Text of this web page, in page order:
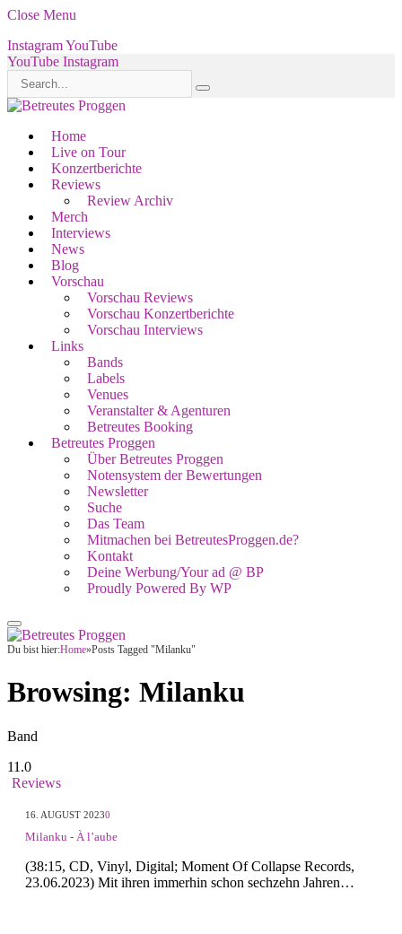
Close Menu
InstagramYouTube
YouTube Instagram
Home
Live on Tour
Konzertberichte
Reviews
Review Archiv
Merch
Interviews
News
Blog
Vorschau
Vorschau Reviews
Vorschau Konzertberichte
Vorschau Interviews
Links
Bands
Labels
Venues
Veranstalter & Agenturen
Betreutes Booking
Betreutes Proggen
Über Betreutes Proggen
Notensystem der Bewertungen
Newsletter
Suche
Das Team
Mitmachen bei BetreutesProggen.de?
Kontakt
Deine Werbung/Your ad @ BP
Proudly Powered By WP
Du bist hier:Home»Posts Tagged "Milanku"
Browsing: Milanku
Band
11.0
Reviews
16. AUGUST 20230
Milanku - À l’aube
(38:15, CD, Vinyl, Digital; Moment Of Collapse Records,
23.06.2023) Mit ihren immerhin schon sechzehn Jahren…